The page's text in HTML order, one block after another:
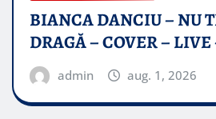
BIANCA DANCIU – NU
DRAGĂ – COVER – LIVE
admin aug. 1, 2026